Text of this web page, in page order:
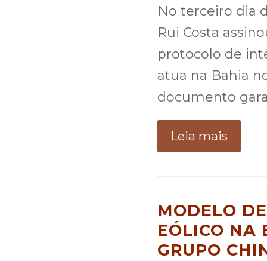
No terceiro dia
Rui Costa
protocolo de
atua na Bahia
documento
Leia mais
MODELO
EÓLICO NA
GRUPO